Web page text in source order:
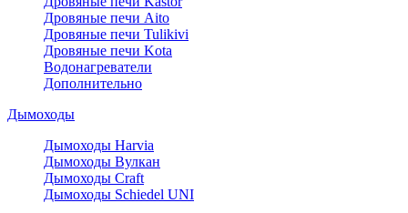
Дровяные печи Aito
Дровяные печи Tulikivi
Дровяные печи Kota
Водонагреватели
Дополнительно
Дымоходы
Дымоходы Harvia
Дымоходы Вулкан
Дымоходы Craft
Дымоходы Schiedel UNI